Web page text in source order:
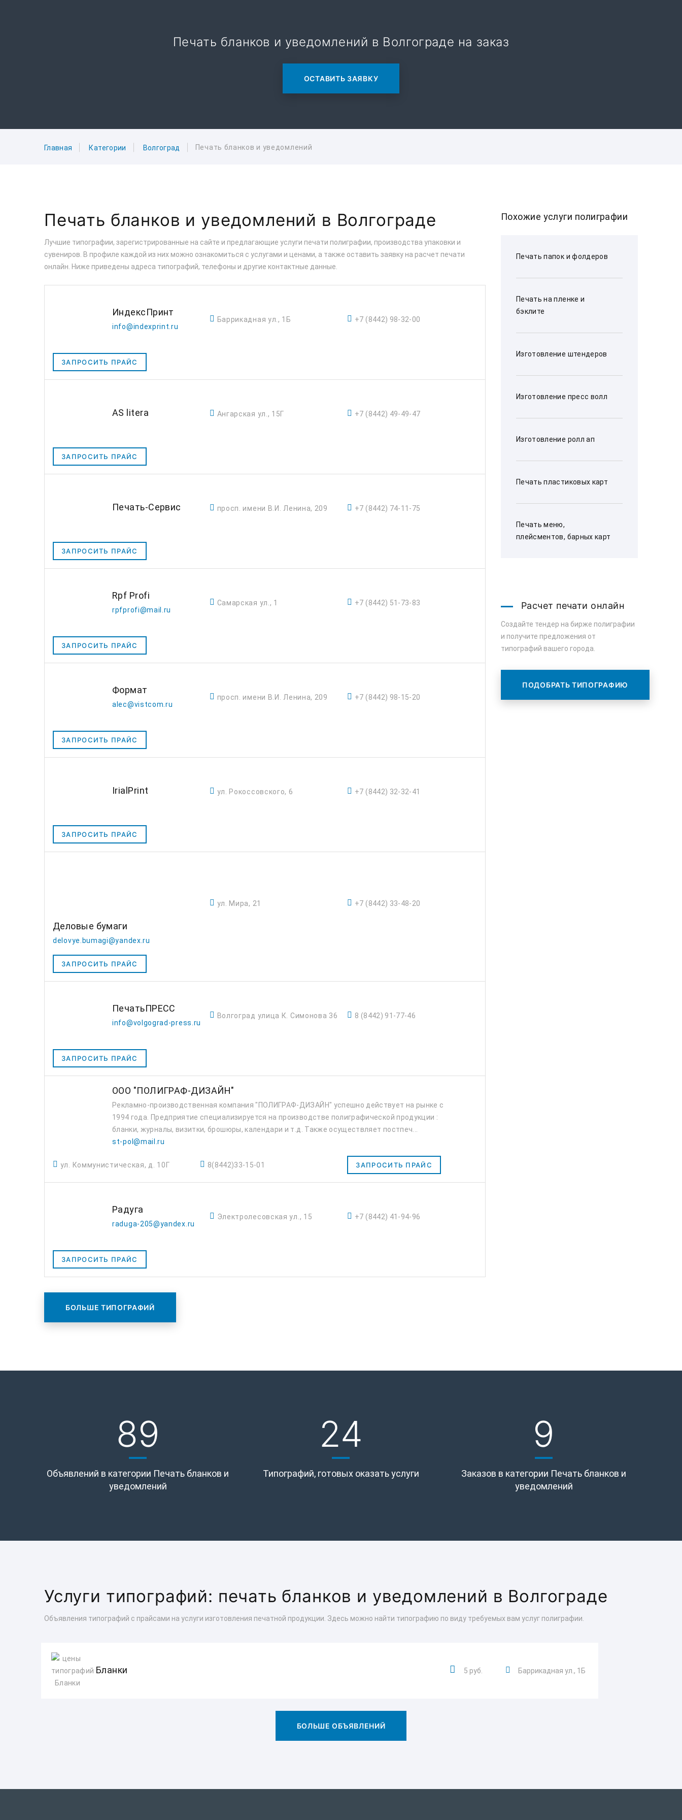
Печать бланков и уведомлений в Волгограде на заказ
ОСТАВИТЬ ЗАЯВКУ
Главная Категории Волгоград Печать бланков и уведомлений
Похожие услуги полиграфии
Печать папок и фолдеров
Печать на пленке и
бэклите
Изготовление штендеров
Изготовление пресс волл
Изготовление ролл ап
Печать пластиковых карт
Печать меню,
плейсментов, барных карт
Расчет печати онлайн
Создайте тендер на бирже полиграфии
и получите предложения от
типографий вашего города.
ПОДОБРАТЬ ТИПОГРАФИЮ
Печать бланков и уведомлений в Волгограде
Лучшие типографии, зарегистрированные на сайте и предлагающие услуги печати полиграфии, производства упаковки и
сувениров. В профиле каждой из них можно ознакомиться с услугами и ценами, а также оставить заявку на расчет печати
онлайн. Ниже приведены адреса типографий, телефоны и другие контактные данные.
ИндексПринт
info@indexprint.ru
Баррикадная ул., 1Б +7 (8442) 98-32-00
ЗАПРОСИТЬ ПРАЙС
AS litera Ангарская ул., 15Г +7 (8442) 49-49-47
ЗАПРОСИТЬ ПРАЙС
Печать-Сервис просп. имени В.И. Ленина, 209 +7 (8442) 74-11-75
ЗАПРОСИТЬ ПРАЙС
Rpf Profi
rpfprofi@mail.ru
Самарская ул., 1 +7 (8442) 51-73-83
ЗАПРОСИТЬ ПРАЙС
Формат
alec@vistcom.ru
просп. имени В.И. Ленина, 209 +7 (8442) 98-15-20
ЗАПРОСИТЬ ПРАЙС
IrialPrint ул. Рокоссовского, 6 +7 (8442) 32-32-41
ЗАПРОСИТЬ ПРАЙС
Деловые бумаги
delovye.bumagi@yandex.ru
ул. Мира, 21 +7 (8442) 33-48-20
ЗАПРОСИТЬ ПРАЙС
ПечатьПРЕСС
info@volgograd-press.ru
Волгоград улица К. Симонова 36 8 (8442) 91-77-46
ЗАПРОСИТЬ ПРАЙС
ООО "ПОЛИГРАФ-ДИЗАЙН"
Рекламно-производственная компания "ПОЛИГРАФ-ДИЗАЙН" успешно действует на рынке с
1994 года. Предприятие специализируется на производстве полиграфической продукции :
бланки, журналы, визитки, брошюры, календари и т.д. Также осуществляет постпеч...
st-pol@mail.ru
ул. Коммунистическая, д. 10Г 8(8442)33-15-01 ЗАПРОСИТЬ ПРАЙС
Радуга
raduga-205@yandex.ru
Электролесовская ул., 15 +7 (8442) 41-94-96
ЗАПРОСИТЬ ПРАЙС
БОЛЬШЕ ТИПОГРАФИЙ
89
Объявлений в категории Печать бланков и
уведомлений
24
Типографий, готовых оказать услуги
9
Заказов в категории Печать бланков и
уведомлений
Услуги типографий: печать бланков и уведомлений в Волгограде
Объявления типографий с прайсами на услуги изготовления печатной продукции. Здесь можно найти типографию по виду требуемых вам услуг полиграфии.
Бланки 5 руб. Баррикадная ул., 1Б
БОЛЬШЕ ОБЪЯВЛЕНИЙ